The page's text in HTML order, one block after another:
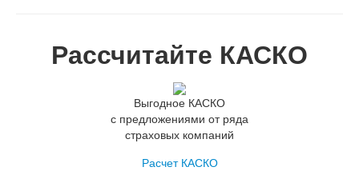
Рассчитайте КАСКО
Выгодное КАСКО
с предложениями от ряда
страховых компаний
Расчет КАСКО